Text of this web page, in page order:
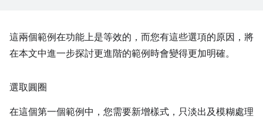
這兩個範例在功能上是等效的，而您有這些選項的原因，將
在本文中進一步探討更進階的範例時會變得更加明確。
選取圓圈
在這個第一個範例中，您需要新增樣式，只淡出及模糊處理